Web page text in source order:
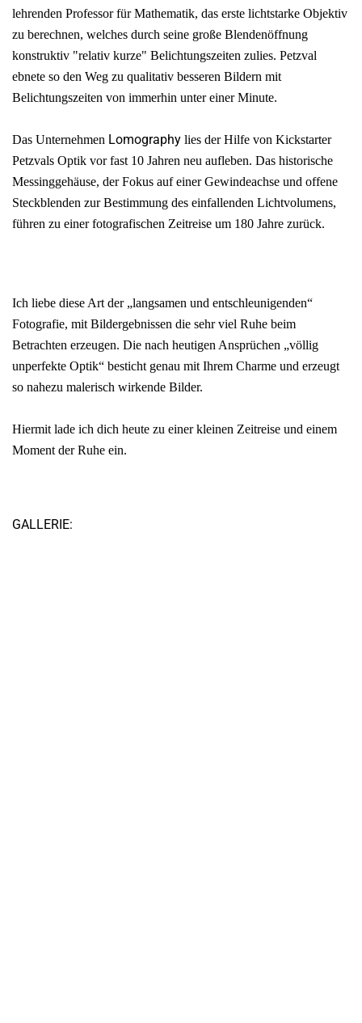
lehrenden Professor für Mathematik, das erste lichtstarke Objektiv
zu berechnen, welches durch seine große Blendenöffnung
konstruktiv "relativ kurze" Belichtungszeiten zulies. Petzval
ebnete so den Weg zu qualitativ besseren Bildern mit
Belichtungszeiten von immerhin unter einer Minute.
Das Unternehmen Lomography lies der Hilfe von Kickstarter
Petzvals Optik vor fast 10 Jahren neu aufleben. Das historische
Messinggehäuse, der Fokus auf einer Gewindeachse und offene
Steckblenden zur Bestimmung des einfallenden Lichtvolumens,
führen zu einer fotografischen Zeitreise um 180 Jahre zurück.
Ich liebe diese Art der „langsamen und entschleunigenden“
Fotografie, mit Bildergebnissen die sehr viel Ruhe beim
Betrachten erzeugen. Die nach heutigen Ansprüchen „völlig
unperfekte Optik“ besticht genau mit Ihrem Charme und erzeugt
so nahezu malerisch wirkende Bilder.
Hiermit lade ich dich heute zu einer kleinen Zeitreise und einem
Moment der Ruhe ein.
GALLERIE: